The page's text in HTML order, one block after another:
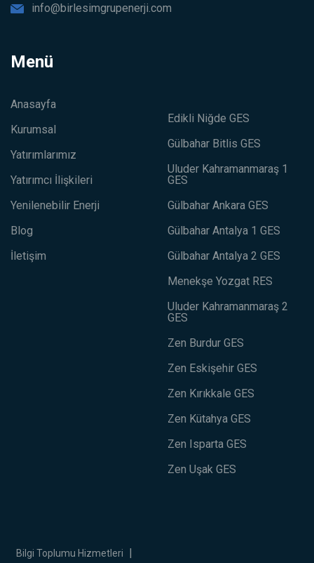
info@birlesimgrupenerji.com
Menü
Anasayfa
Kurumsal
Yatırımlarımız
Yatırımcı İlişkileri
Yenilenebilir Enerji
Blog
İletişim
Edikli Niğde GES
Gülbahar Bitlis GES
Uluder Kahramanmaraş 1
GES
Gülbahar Ankara GES
Gülbahar Antalya 1 GES
Gülbahar Antalya 2 GES
Menekşe Yozgat RES
Uluder Kahramanmaraş 2
GES
Zen Burdur GES
Zen Eskişehir GES
Zen Kırıkkale GES
Zen Kütahya GES
Zen Isparta GES
Zen Uşak GES
Bilgi Toplumu Hizmetleri |